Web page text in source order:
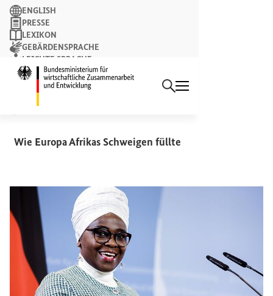
Suchbegriff
Suchen
ENGLISH
PRESSE
LEXIKON
GEBÄRDENSPRACHE
LEICHTE SPRACHE
NEWSLETTER
REDE
Jennifer Makumbi
Wie Europa Afrikas Schweigen füllte